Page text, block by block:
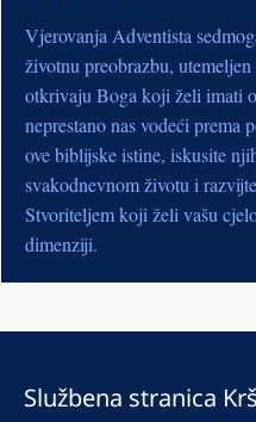
Vjerovanja Adventista
životnu preobrazbu,
otkrivaju Boga koji želi imati
neprestano nas vodeći prema
ove biblijske istine, iskusite
svakodnevnom životu i
Stvoriteljem koji želi vašu
dimenziji.
Službena stranica